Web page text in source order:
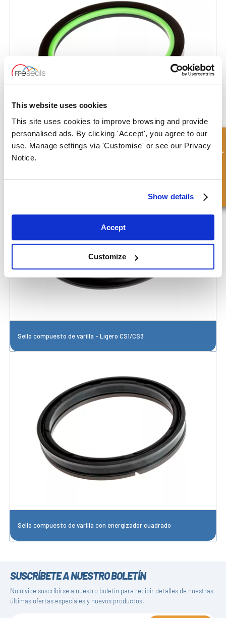
This website uses cookies
This site uses cookies to improve browsing and provide
personalised ads. By clicking 'Accept', you agree to our
use. Manage settings via 'Customise' or see our Privacy
Notice.
Show details
Accept
Customize
Sello Compuesto de Varilla - Energizador Cuadrado con Anillo de
Extrusión
Sello compuesto de varilla - Ligero CS1/CS3
Sello compuesto de varilla con energizador cuadrado
SUSCRÍBETE A NUESTRO BOLETÍN
No olvide suscribirse a nuestro boletín para recibir detalles de nuestras
últimas ofertas especiales y nuevos productos.
Consulta rápida